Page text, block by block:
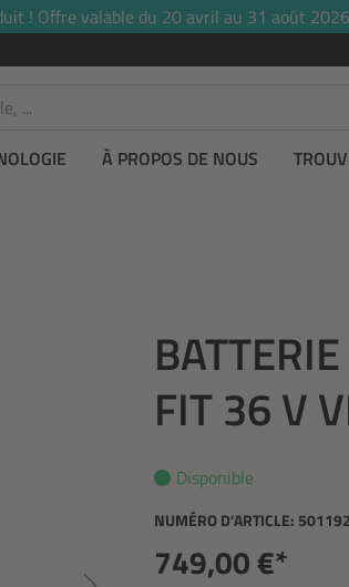
! Offre valable du 20 avril au 31 août
À PROPOS DE NOUS
FIT 36 V
Disponible
NUMÉRO D’ARTICLE: 501192
749,00 €*